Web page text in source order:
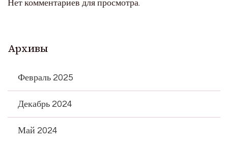
Нет комментариев для просмотра.
Архивы
Февраль 2025
Декабрь 2024
Май 2024